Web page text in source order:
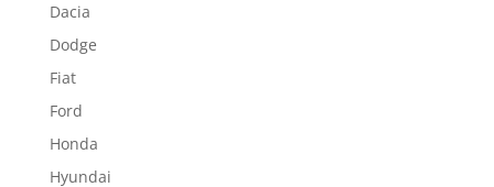
Dacia
Dodge
Fiat
Ford
Honda
Hyundai